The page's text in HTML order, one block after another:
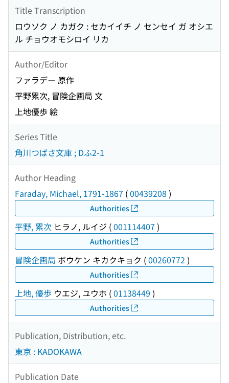
Title Transcription
ロウソク ノ カガク : セカイイチ ノ センセイ ガ オシエ
ル チョウオモシロイ リカ
Author/Editor
ファラデー 原作
平野累次, 冒険企画局 文
上地優歩 絵
Series Title
角川つばさ文庫 ; Dふ2-1
Author Heading
Faraday, Michael, 1791-1867 (00439208 )
Authorities
平野, 累次 ヒラノ, ルイジ (001114407 )
Authorities
冒険企画局 ボウケン キカクキョク (00260772 )
Authorities
上地, 優歩 ウエジ, ユウホ (01138449 )
Authorities
Publication, Distribution, etc.
東京 : KADOKAWA
Publication Date